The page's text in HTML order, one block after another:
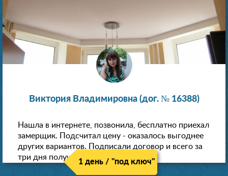
Виктория Владимировна (дог. № 16388)
Нашла в интернете, позвонила, бесплатно приехал
замерщик. Подсчитал цену - оказалось выгоднее
других вариантов. Подписали договор и всего за
три дня получили новые потолки!
1 день / "под ключ"